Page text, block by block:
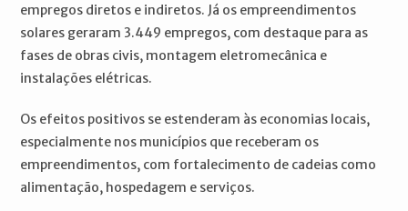
empregos diretos e indiretos. Já os empreendimentos
solares geraram 3.449 empregos, com destaque para as
fases de obras civis, montagem eletromecânica e
instalações elétricas.
Os efeitos positivos se estenderam às economias locais,
especialmente nos municípios que receberam os
empreendimentos, com fortalecimento de cadeias como
alimentação, hospedagem e serviços.